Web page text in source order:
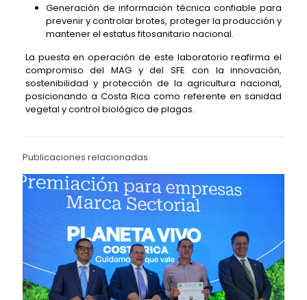
Generación de información técnica confiable para
prevenir y controlar brotes, proteger la producción y
mantener el estatus fitosanitario nacional.
La puesta en operación de este laboratorio reafirma el
compromiso del MAG y del SFE con la innovación,
sostenibilidad y protección de la agricultura nacional,
posicionando a Costa Rica como referente en sanidad
vegetal y control biológico de plagas.
Publicaciones relacionadas